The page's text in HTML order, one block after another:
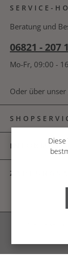
Kenntnis
Bitte geben Sie
nachfolgende
SERVICE-
Beratung und
06821 - 207
Mo-Fr, 09:00 -
Oder über unser
Alle Preise